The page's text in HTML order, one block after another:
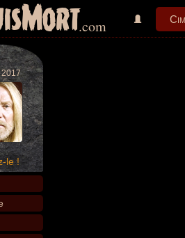
.com
2017
le !